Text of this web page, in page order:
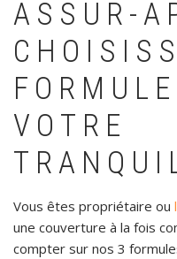
ASSUR-
VOTRE
Vous êtes propriétaire ou
une couverture à la fois
compter sur nos 3